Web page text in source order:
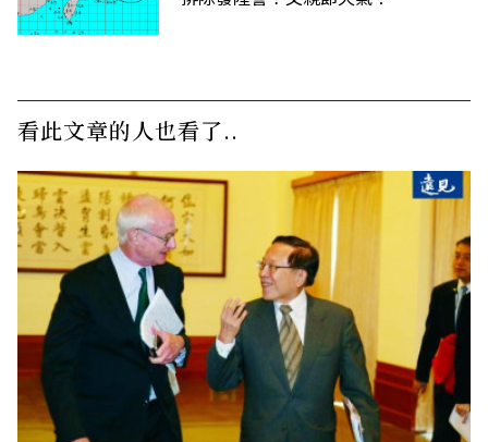
看此文章的人也看了..